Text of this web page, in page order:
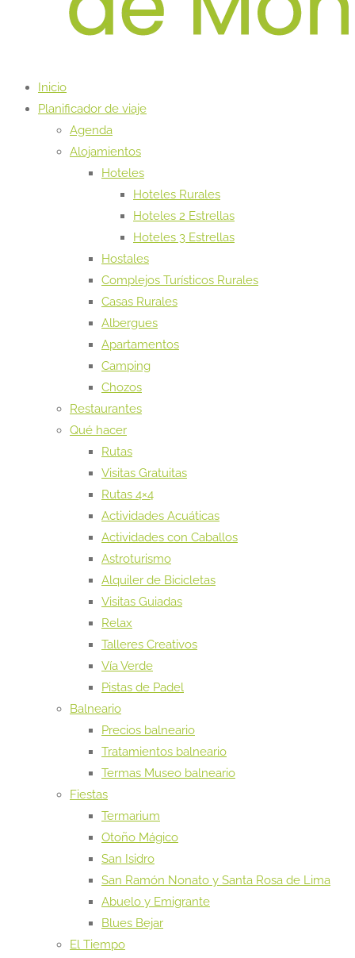
Inicio
Planificador de viaje
Agenda
Alojamientos
Hoteles
Hoteles Rurales
Hoteles 2 Estrellas
Hoteles 3 Estrellas
Hostales
Complejos Turísticos Rurales
Casas Rurales
Albergues
Apartamentos
Camping
Chozos
Restaurantes
Qué hacer
Rutas
Visitas Gratuitas
Rutas 4×4
Actividades Acuáticas
Actividades con Caballos
Astroturismo
Alquiler de Bicicletas
Visitas Guiadas
Relax
Talleres Creativos
Vía Verde
Pistas de Padel
Balneario
Precios balneario
Tratamientos balneario
Termas Museo balneario
Fiestas
Termarium
Otoño Mágico
San Isidro
San Ramón Nonato y Santa Rosa de Lima
Abuelo y Emigrante
Blues Bejar
El Tiempo